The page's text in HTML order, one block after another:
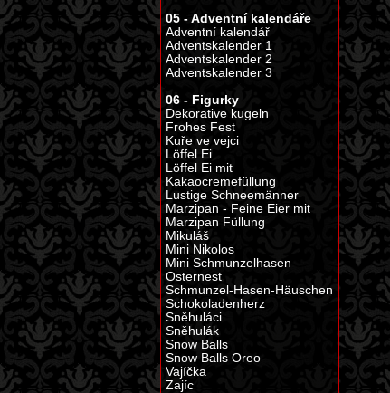
05 - Adventní kalendáře
Adventní kalendář
Adventskalender 1
Adventskalender 2
Adventskalender 3
06 - Figurky
Dekorative kugeln
Frohes Fest
Kuře ve vejci
Löffel Ei
Löffel Ei mit
Kakaocremefüllung
Lustige Schneemänner
Marzipan - Feine Eier mit
Marzipan Füllung
Mikuláš
Mini Nikolos
Mini Schmunzelhasen
Osternest
Schmunzel-Hasen-Häuschen
Schokoladenherz
Sněhuláci
Sněhulák
Snow Balls
Snow Balls Oreo
Vajíčka
Zajíc